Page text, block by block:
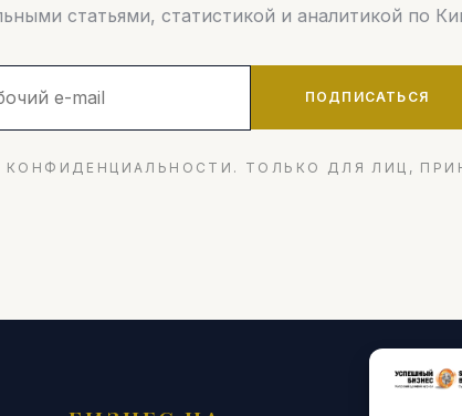
статьями, статистикой и аналитикой по
ПОДПИСАТЬСЯ
ТОЛЬКО ДЛЯ ЛИЦ,